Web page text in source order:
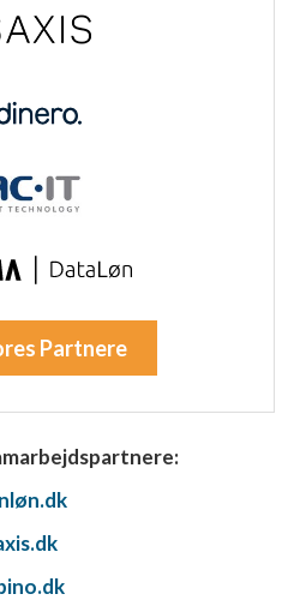
Partnere